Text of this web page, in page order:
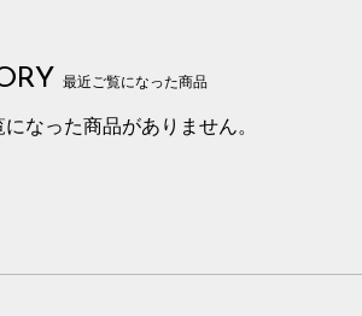
最近ご覧になった商品
なった商品がありません。